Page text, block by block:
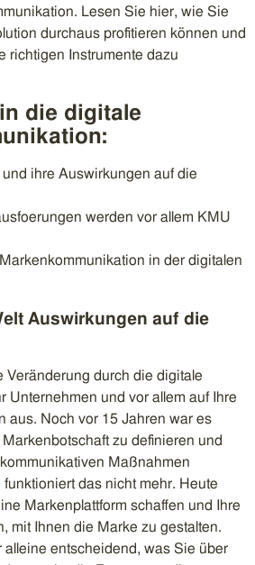
Lesen Sie hier, wie Sie
durchaus profitieren können und
richtigen Instrumente dazu
die digitale
und ihre Auswirkungen auf die
werden vor allem KMU
in der digitalen
Auswirkungen auf die
Veränderung durch die digitale
Unternehmen und vor allem auf Ihre
aus. Noch vor 15 Jahren war es
zu definieren und
Maßnahmen
das nicht mehr. Heute
Markenplattform schaffen und Ihre
mit Ihnen die Marke zu gestalten.
alleine entscheidend, was Sie über